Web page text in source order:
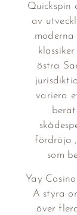
Quickspin
av
östra
variera
fördröja
som
Yay
A styra
över